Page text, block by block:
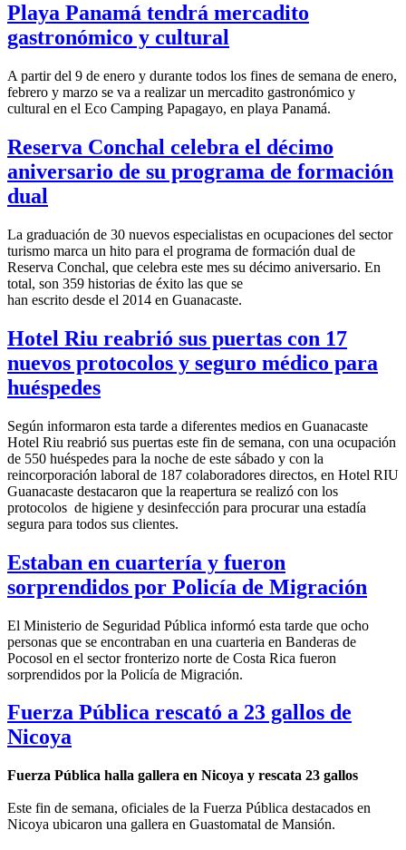
Playa Panamá tendrá mercadito
gastronómico y cultural
A partir del 9 de enero y durante todos los fines de semana de enero,
febrero y marzo se va a realizar un mercadito gastronómico y
cultural en el Eco Camping Papagayo, en playa Panamá.
Reserva Conchal celebra el décimo
aniversario de su programa de formación
dual
La graduación de 30 nuevos especialistas en ocupaciones del sector
turismo marca un hito para el programa de formación dual de
Reserva Conchal, que celebra este mes su décimo aniversario. En
total, son 359 historias de éxito las que se
han escrito desde el 2014 en Guanacaste.
Hotel Riu reabrió sus puertas con 17
nuevos protocolos y seguro médico para
huéspedes
Según informaron esta tarde a diferentes medios en Guanacaste
Hotel Riu reabrió sus puertas este fin de semana, con una ocupación
de 550 huéspedes para la noche de este sábado y con la
reincorporación laboral de 187 colaboradores directos, en Hotel RIU
Guanacaste destacaron que la reapertura se realizó con los
protocolos de higiene y desinfección para procurar una estadía
segura para todos sus clientes.
Estaban en cuartería y fueron
sorprendidos por Policía de Migración
El Ministerio de Seguridad Pública informó esta tarde que ocho
personas que se encontraban en una cuarteria en Banderas de
Pocosol en el sector fronterizo norte de Costa Rica fueron
sorprendidos por la Policía de Migración.
Fuerza Pública rescató a 23 gallos de
Nicoya
Fuerza Pública halla gallera en Nicoya y rescata 23 gallos
Este fin de semana, oficiales de la Fuerza Pública destacados en
Nicoya ubicaron una gallera en Guastomatal de Mansión.